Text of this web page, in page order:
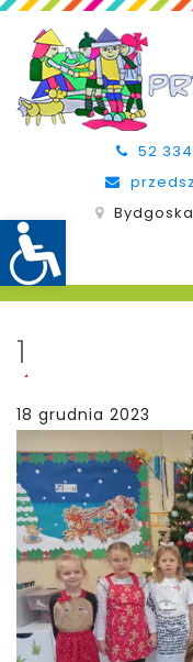
52
1
18 grudnia 2023